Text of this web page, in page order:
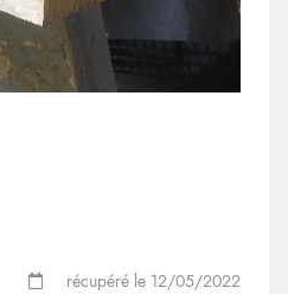
récupéré le 12/05/2022